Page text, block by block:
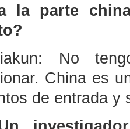
la parte
No
China es
de entrada y